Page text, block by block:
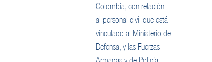
Colombia, con relación
al personal civil que está
vinculado al Ministerio de
Defensa, y las Fuerzas
Armadas y de Policía.